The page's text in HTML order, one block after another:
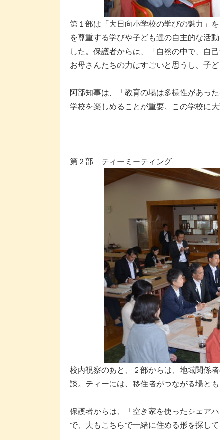
第１部は「大日向小学校の学びの魅力」
を尊重する学びや子ども達の自主的な活
した。保護者からは、「自然の中で、自
お母さんたちの力はすごいと思うし、子
阿部知事は、「教育の場は多様性があっ
学校を楽しめることが重要。この学校に
第２部 ティーミーティング
校内視察のあと、２部からは、地域関係
談。ティーには、移住者がつながる場と
保護者からは、「空き家を使ったシェア
で、夫もこちらで一緒に住める形を探し